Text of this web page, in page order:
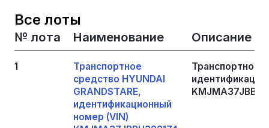
Все лоты
№ лота Наименование Описание
1
Транспортное
средство HYUNDAI
GRANDSTARE,
идентификационный
номер (VIN)
Транспортное